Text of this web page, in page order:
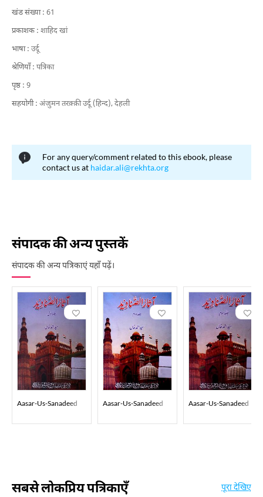
खंड संख्या : 61
प्रकाशक : शाहिद खां
भाषा : उर्दू
श्रेणियाँ : पत्रिका
पृष्ठ : 9
सहयोगी : अंजुमन तरक़्क़ी उर्दू (हिन्द), देहली
For any query/comment related to this ebook, please
contact us at haidar.ali@rekhta.org
संपादक की अन्य पुस्तकें
संपादक की अन्य पत्रिकाएं यहाँ पढ़ें।
Aasar-Us-Sanadeed Aasar-Us-Sanadeed Aasar-Us-Sanadeed
सबसे लोकप्रिय पत्रिकाएँ पूरा देखिए